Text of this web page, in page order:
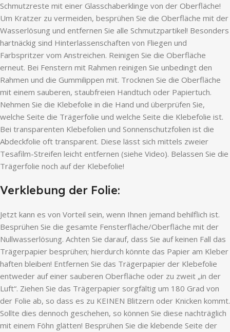
Schmutzreste mit einer Glasschaberklinge von der Oberfläche!
Um Kratzer zu vermeiden, besprühen Sie die Oberfläche mit der
Wasserlösung und entfernen Sie alle Schmutzpartikel! Besonders
hartnäckig sind Hinterlassenschaften von Fliegen und
Farbspritzer vom Anstreichen. Reinigen Sie die Oberfläche
erneut. Bei Fenstern mit Rahmen reinigen Sie unbedingt den
Rahmen und die Gummilippen mit. Trocknen Sie die Oberfläche
mit einem sauberen, staubfreien Handtuch oder Papiertuch.
Nehmen Sie die Klebefolie in die Hand und überprüfen Sie,
welche Seite die Trägerfolie und welche Seite die Klebefolie ist.
Bei transparenten Klebefolien und Sonnenschutzfolien ist die
Abdeckfolie oft transparent. Diese lässt sich mittels zweier
Tesafilm-Streifen leicht entfernen (siehe Video). Belassen Sie die
Trägerfolie noch auf der Klebefolie!
Verklebung der Folie:
Jetzt kann es von Vorteil sein, wenn Ihnen jemand behilflich ist.
Besprühen Sie die gesamte Fensterfläche/Oberfläche mit der
Nullwasserlösung. Achten Sie darauf, dass Sie auf keinen Fall das
Trägerpapier besprühen; hierdurch könnte das Papier am Kleber
haften bleiben! Entfernen Sie das Trägerpapier der Klebefolie
entweder auf einer sauberen Oberfläche oder zu zweit „in der
Luft“. Ziehen Sie das Trägerpapier sorgfältig um 180 Grad von
der Folie ab, so dass es zu KEINEN Blitzern oder Knicken kommt.
Sollte dies dennoch geschehen, so können Sie diese nachträglich
mit einem Föhn glätten! Besprühen Sie die klebende Seite der